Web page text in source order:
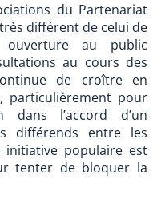
du Partenariat
différent de celui de
ouverture au public
au cours des
de croître en
particulièrement pour
l’accord d’un
différends entre les
initiative populaire est
tenter de bloquer la